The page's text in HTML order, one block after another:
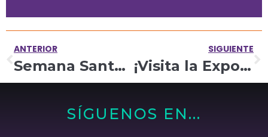
ANTERIOR
Semana Santa en Maloka: comparte y aprende, todo en un mismo lugar
SIGUIENTE
¡Visita la Exposición «Cambio Climático» en Maloka y aprende cómo mitigar sus impactos!
SÍGUENOS EN...